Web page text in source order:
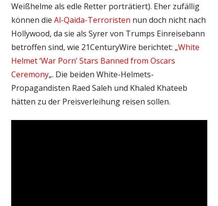
Weißhelme als edle Retter porträtiert). Eher zufällig
können die Al-Qaida-Terroristen nun doch nicht nach
Hollywood, da sie als Syrer von Trumps Einreisebann
betroffen sind, wie 21CenturyWire berichtet: „White
Helmet ‘War Porn’ Stars Banned from Oscars
Ceremony„. Die beiden White-Helmets-
Propagandisten Raed Saleh und Khaled Khateeb
hätten zu der Preisverleihung reisen sollen.